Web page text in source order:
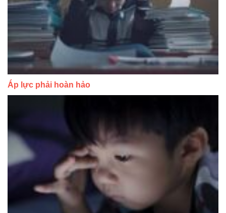
Áp lực phải hoàn hảo